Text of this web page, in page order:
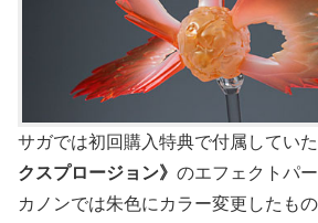
サガでは初回購入特典で付属していた
クスプロージョン》 のエフェクトパ
カノンでは朱色にカラー変更したも